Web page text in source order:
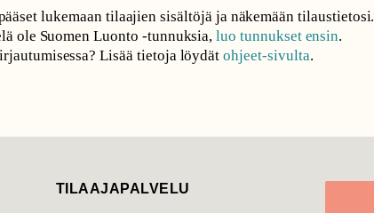
lukemaan tilaajien sisältöjä ja näkemään tilaustietosi.
ole Suomen Luonto -tunnuksia,luo tunnukset ensin.
Lisää tietoja löydätohjeet-sivulta.
TILAAJAPALVELU